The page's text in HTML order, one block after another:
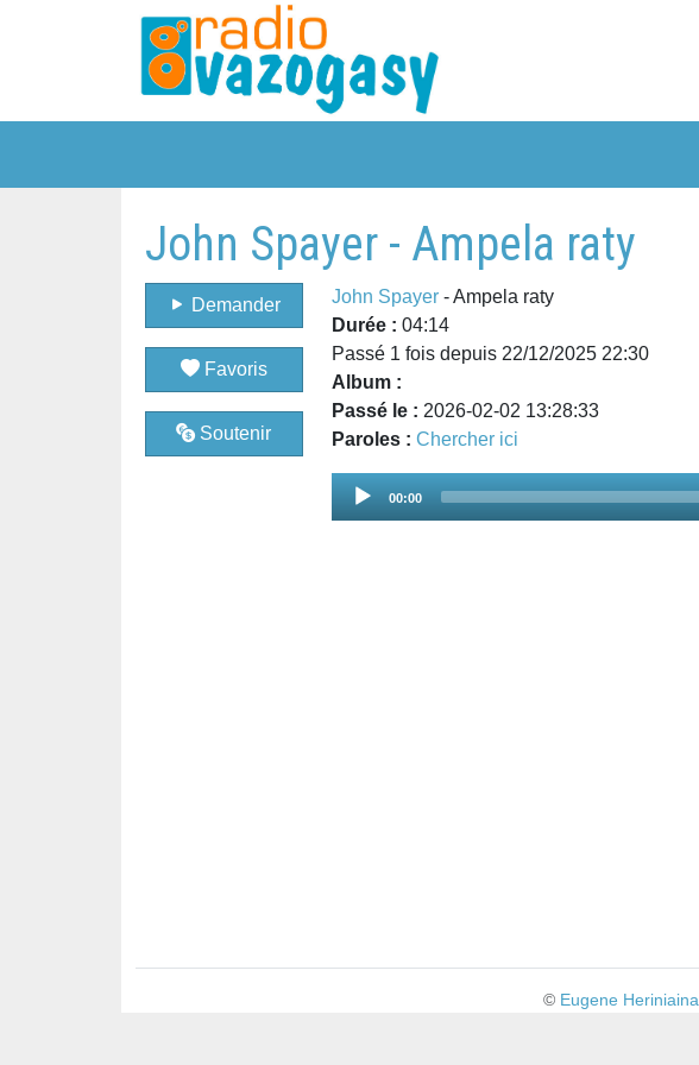
John Spayer - Ampela raty
Demander
Favoris
Soutenir
John Spayer- Ampela raty
Durée : 04:14
Passé 1 fois depuis 22/12/2025 22:30
Album :
Passé le : 2026-02-02 13:28:33
Paroles : Chercher ici
Audio
00:00
© Eugene Heriniaina